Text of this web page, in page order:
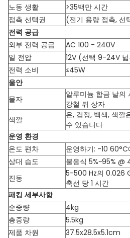
노동 생활
>35백만 시간
접촉 선택권
(전기 용량 접촉, 선
전력 공급
외부 전력 공급
AC 100 - 240V
일 전압
12V (선택 9-24V
전력 소비
≤45W
울안
물자
알루미늄 합금 날의
강철 뒤 상자
색깔
은, 검정, 백색, 색깔
수 있습니다
운영 환경
온도 편차
운영하기: -10
상대 습도
불응식 5%~95% @
진동
5-500 Hz의 0.026
축선 당 1 시간
패킹 세부사항
순중량
4kg
총중량
5.5kg
제품 차원
37.5x28.5x5.1cm